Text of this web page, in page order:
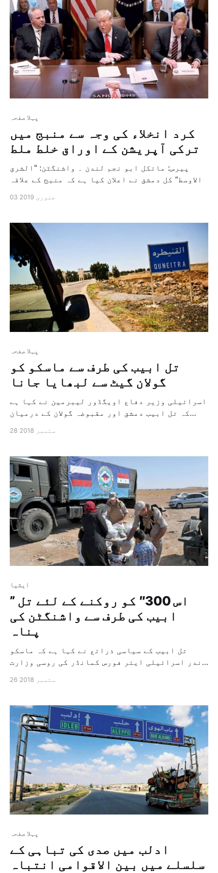
[…]
پہلا صفحہ
کرد انخلاء کی وجہ سے منبج میں
ترکی آپریشن کے اوراق خلط ملط
پیرس: مائکل ابو نجم لندن ۔ واشنگٹن: "الشرق
الاوسط” کل دمشق نے اعلان کیا ہے کہ منبج کے علاقہ
کی وجہ سے شمالی شام میں واقع اس شہر کے اندر
ہیں […]
03 جنوری 2019
پہلا صفحہ
تل ابیب کی طرف سے ماسکو کو
گولان گیٹ سے لبھایا جانا
اسرائیلی وزیر دفاع اویگڈور لیبرمین نے کہا ہے
کہ تل ابیب دمشق اور مقبوضہ گولان کے درمیان
کررہا ہے، اور یہ ایسا معاملہ ہے جسے دو ہفتہ
والے بحران کے بعد ماسکو کے ساتھ محبت و ہمدردی
[…]
28 ستمبر 2018
ايشيا
” اس 300″ کو روکنے کے لئے تل
ابیب کی طرف سے واشنگٹن کی
پناہ
تل ابیب کے سیاسی ذرائع نے کہا ہے کہ ماسکو
اندر اسرائیلی ایئر فورس کمانڈر کی روسی وزارت
کے ساتھ باہم گفتگو کے بعد اسرائیلی وزیراعظم
کے ساتھ ” اس 300 ” کے سودے کو روکنے […]
26 ستمبر 2018
پہلا صفحہ
ادلب میں صدی کی تباہی کے
سلسلے میں بین الاقوامی انتباہ